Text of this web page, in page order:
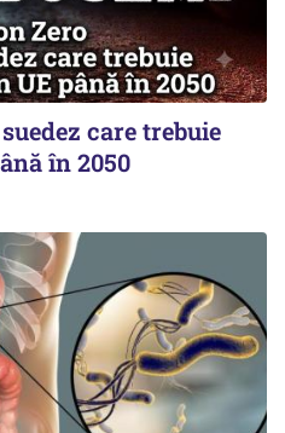
care trebuie
în 2050